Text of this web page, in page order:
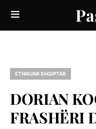
ETNIKUMI SHQIPTAR
DORIAN
FRASHËRI